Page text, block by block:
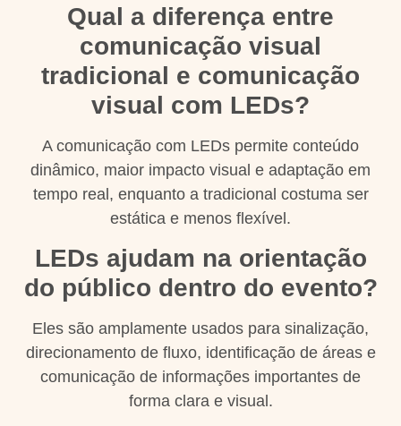
Qual a diferença entre
comunicação visual
tradicional e comunicação
visual com LEDs?
A comunicação com LEDs permite conteúdo
dinâmico, maior impacto visual e adaptação em
tempo real, enquanto a tradicional costuma ser
estática e menos flexível.
LEDs ajudam na orientação
do público dentro do evento?
Eles são amplamente usados para sinalização,
direcionamento de fluxo, identificação de áreas e
comunicação de informações importantes de
forma clara e visual.